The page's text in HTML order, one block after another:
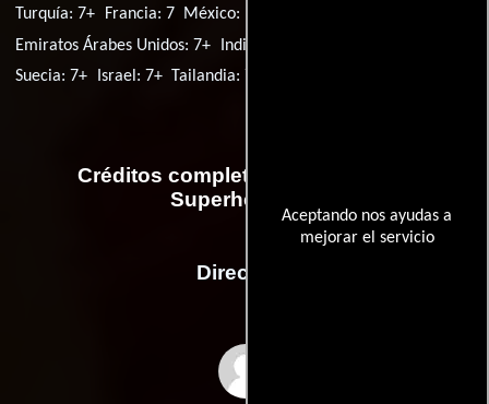
Aceptando nos ayudas a
mejorar el servicio
Turquía: 7+
Francia: 7 México: PG
Emiratos Árabes Unidos: 7+
India: 7
Suecia: 7+
Israel: 7+ Tailandia: 7 +
Créditos completos de la película
Superheroicos
Dirección